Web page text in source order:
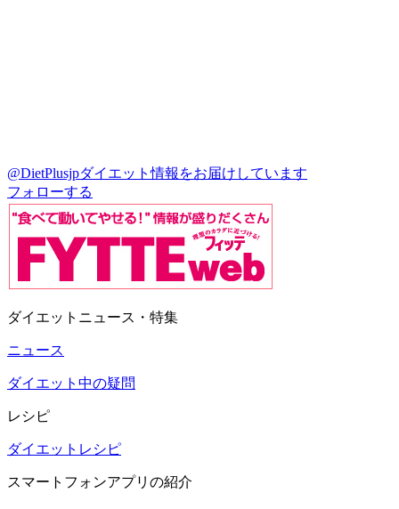
@DietPlusjpダイエット情報をお届けしています
フォローする
ダイエットニュース・特集
ニュース
ダイエット中の疑問
レシピ
ダイエットレシピ
スマートフォンアプリの紹介